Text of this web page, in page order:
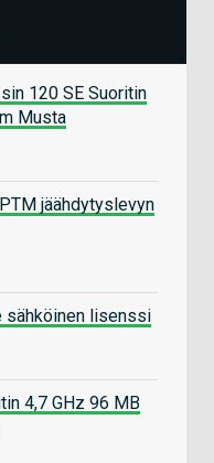
120 SE Suoritin
Musta
jäähdytyslevyn
sähköinen lisenssi
4,7 GHz 96 MB